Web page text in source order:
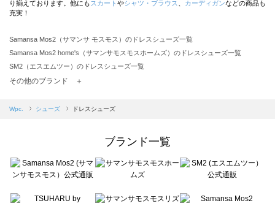
り揃えております。他にも スカート やシャツ・ブラウス カーディガンなどの商品も
充実！
Samansa Mos2（サマンサ モスモス）のドレスシューズ一覧
Samansa Mos2 home's（サマンサモスモスホームズ）のドレスシューズ一覧
SM2（エスエムツー）のドレスシューズ一覧
Samansa Mos2 blue（サマンサモスモス ブルー）のドレスシューズ一覧
sō4ū（ソウフォーユー）のドレスシューズ一覧
Te chichi（テチチ）のドレスシューズ一覧
Te chichi CLASSIC（テチチ クラシック）のドレスシューズ一覧
Lugnoncure（ルノンキュール）のドレスシューズ一覧
その他のブランド ＋
Wpc. シューズ ドレスシューズ
ブランド一覧